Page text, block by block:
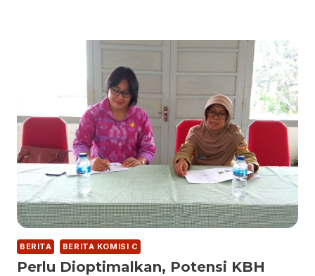
BERITA BERITA KOMISI C
Perlu Dioptimalkan, Potensi KBH